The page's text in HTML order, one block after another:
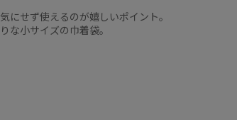
にせず使えるのが嬉しいポイント。
な小サイズの巾着袋。